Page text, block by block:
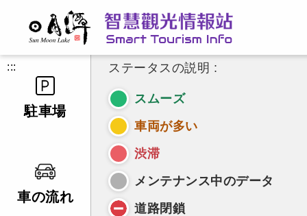
:::
駐車場
車の流れ
ステータスの説明 :
スムーズ
車両が多い
渋滞
メンテナンス中のデータ
道路閉鎖